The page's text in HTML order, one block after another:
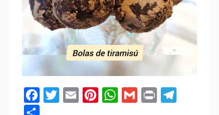
Facebook
Twitter
EmailPinterest
WhatsApp
Gmail
Print